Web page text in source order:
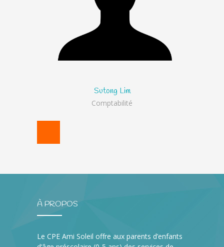
Sutong Lim
Comptabilité
À PROPOS
Le CPE Ami Soleil offre aux parents d’enfants